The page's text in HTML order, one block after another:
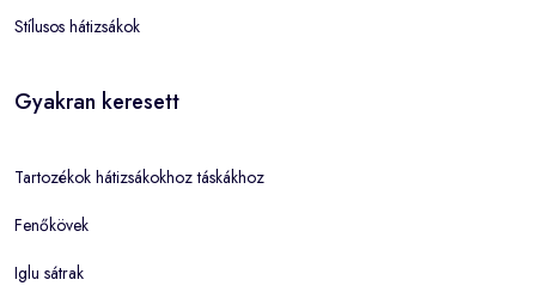
Stílusos hátizsákok
Gyakran keresett
Tartozékok hátizsákokhoz táskákhoz
Fenőkövek
Iglu sátrak